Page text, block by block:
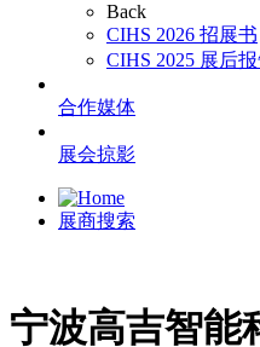
Back
CIHS 2026 招展书
CIHS 2025 展后
合作媒体
展会掠影
展商搜索
宁波高吉智能